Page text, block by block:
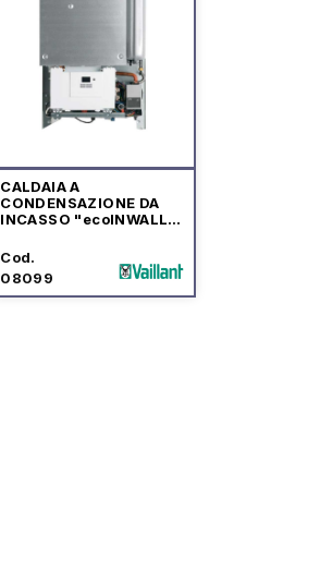
CALDAIA A
CONDENSAZIONE DA
INCASSO "ecoINWALL
CENTRALINA
"multiMATIC 700"
Cod.
08099